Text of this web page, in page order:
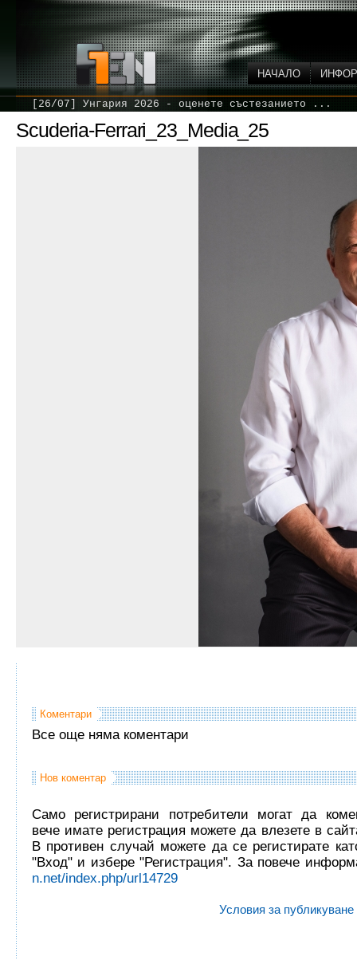
НАЧАЛО
[26/07] Унгария 2026 - оценете състезанието ...
Scuderia-Ferrari_23_Media_25
Коментари
Все още няма коментари
Нов коментар
Само регистрирани потребители могат да
вече имате регистрация можете да влезете в
В противен случай можете да се регистирате
"Вход" и избере "Регистрация". За повече
n.net/index.php/url14729
Условия за